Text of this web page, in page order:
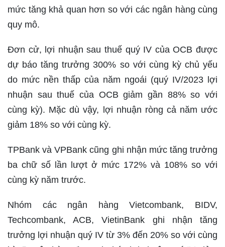
mức tăng khả quan hơn so với các ngân hàng cùng
quy mô.
Đơn cử, lợi nhuận sau thuế quý IV của OCB được
dự báo tăng trưởng 300% so với cùng kỳ chủ yếu
do mức nền thấp của năm ngoái (quý IV/2023 lợi
nhuận sau thuế của OCB giảm gần 88% so với
cùng kỳ). Mặc dù vậy, lợi nhuận ròng cả năm ước
giảm 18% so với cùng kỳ.
TPBank và VPBank cũng ghi nhận mức tăng trưởng
ba chữ số lần lượt ở mức 172% và 108% so với
cùng kỳ năm trước.
Nhóm các ngân hàng Vietcombank, BIDV,
Techcombank, ACB, VietinBank ghi nhận tăng
trưởng lợi nhuận quý IV từ 3% đến 20% so với cùng